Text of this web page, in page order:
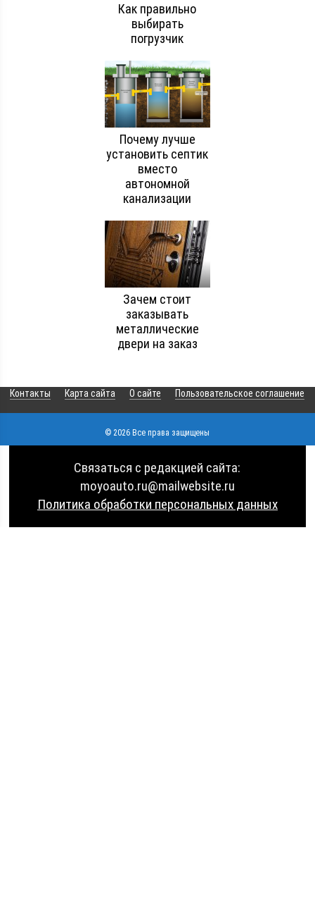
Как правильно
выбирать
погрузчик
Почему лучше
установить септик
вместо
автономной
канализации
Зачем стоит
заказывать
металлические
двери на заказ
Контакты Карта сайта О сайте Пользовательское соглашение
© 2026 Все права защищены
Связаться с редакцией сайта:
moyoauto.ru@mailwebsite.ru
Политика обработки персональных данных